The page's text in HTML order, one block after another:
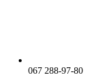
067 288-97-80